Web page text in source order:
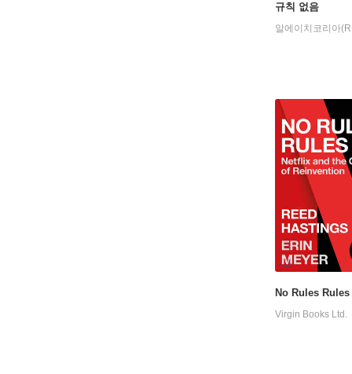
규칙 없음
알에이치코리아
No Rules Rules
Virgin Books Ltd.